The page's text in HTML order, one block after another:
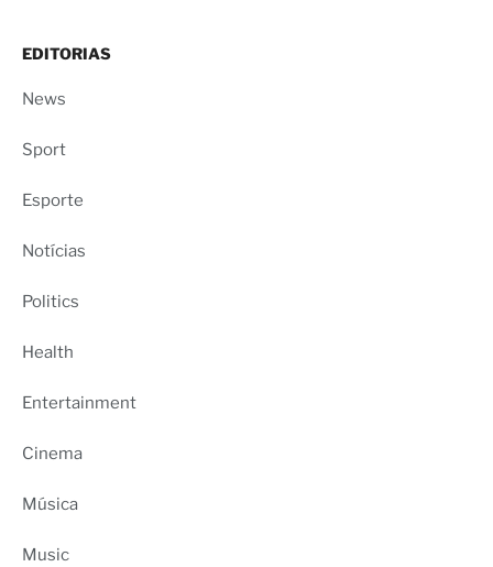
EDITORIAS
News
Sport
Esporte
Notícias
Politics
Health
Entertainment
Cinema
Música
Music